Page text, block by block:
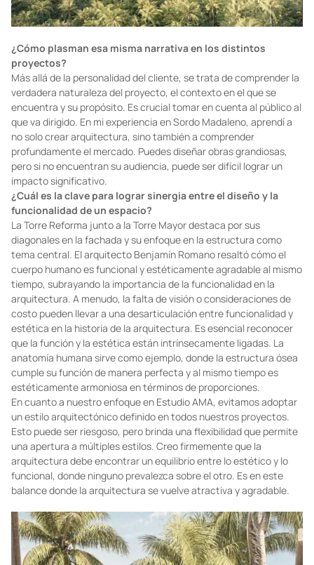
¿Cómo plasman esa misma narrativa en los distintos
proyectos?
Más allá de la personalidad del cliente, se trata de comprender la
verdadera naturaleza del proyecto, el contexto en el que se
encuentra y su propósito. Es crucial tomar en cuenta al público al
que va dirigido. En mi experiencia en Sordo Madaleno, aprendí a
no solo crear arquitectura, sino también a comprender
profundamente el mercado. Puedes diseñar obras grandiosas,
pero si no encuentran su audiencia, puede ser difícil lograr un
impacto significativo.
¿Cuál es la clave para lograr sinergia entre el diseño y la
funcionalidad de un espacio?
La Torre Reforma junto a la Torre Mayor destaca por sus
diagonales en la fachada y su enfoque en la estructura como
tema central. El arquitecto Benjamín Romano resaltó cómo el
cuerpo humano es funcional y estéticamente agradable al mismo
tiempo, subrayando la importancia de la funcionalidad en la
arquitectura. A menudo, la falta de visión o consideraciones de
costo pueden llevar a una desarticulación entre funcionalidad y
estética en la historia de la arquitectura. Es esencial reconocer
que la función y la estética están intrínsecamente ligadas. La
anatomía humana sirve como ejemplo, donde la estructura ósea
cumple su función de manera perfecta y al mismo tiempo es
estéticamente armoniosa en términos de proporciones.
En cuanto a nuestro enfoque en Estudio AMA, evitamos adoptar
un estilo arquitectónico definido en todos nuestros proyectos.
Esto puede ser riesgoso, pero brinda una flexibilidad que permite
una apertura a múltiples estilos. Creo firmemente que la
arquitectura debe encontrar un equilibrio entre lo estético y lo
funcional, donde ninguno prevalezca sobre el otro. Es en este
balance donde la arquitectura se vuelve atractiva y agradable.